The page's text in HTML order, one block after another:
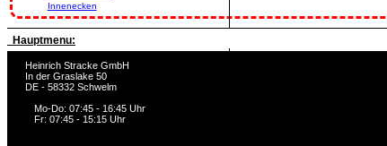
Innenecken
Hauptmenu:
Heinrich Stracke GmbH
In der Graslake 50
DE - 58332 Schwelm
Mo-Do: 07:45 - 16:45 Uhr
Fr: 07:45 - 15:15 Uhr